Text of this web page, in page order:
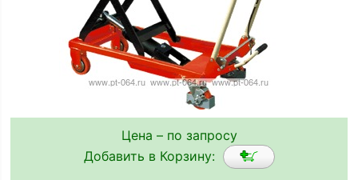
Цена – по запросу
Добавить в Корзину: